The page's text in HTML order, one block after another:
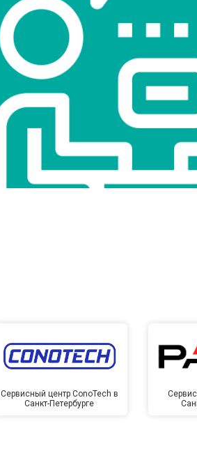
Сервисный центр ConoTech в
Санкт-Петербурге